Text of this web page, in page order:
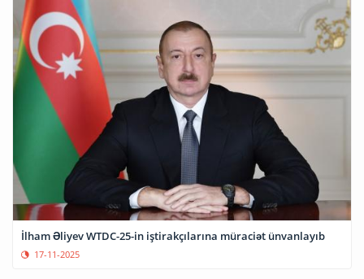
İlham Əliyev WTDC-25-in iştirakçılarına müraciət ünvanlayıb
17-11-2025